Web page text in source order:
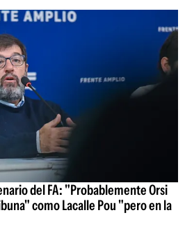
del FA: "Probablemente Orsi
como Lacalle Pou "pero en la